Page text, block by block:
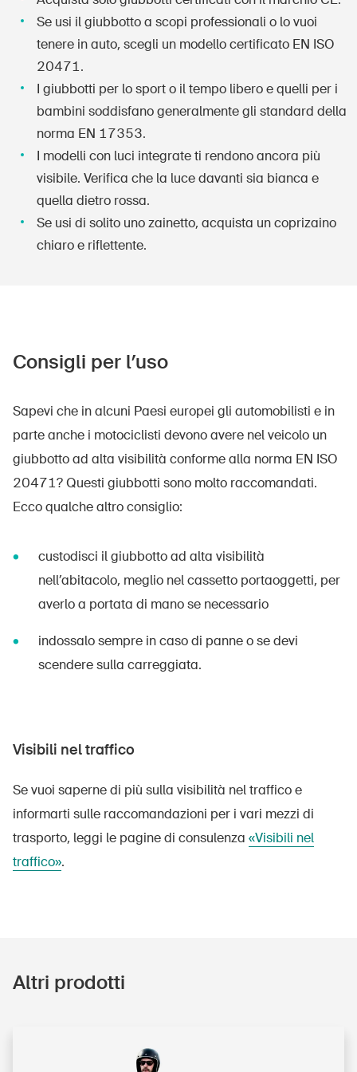
Prodotti sicuri
Approfondimenti giuridici
Delegate e delegati alla sicurezza e Comuni
Contatto e consulenza
Se usi il giubbotto a scopi professionali o lo vuoi
tenere in auto, scegli un modello certificato EN ISO
20471.
I giubbotti per lo sport o il tempo libero e quelli per i
bambini soddisfano generalmente gli standard della
norma EN 17353.
I modelli con luci integrate ti rendono ancora più
visibile. Verifica che la luce davanti sia bianca e
quella dietro rossa.
Se usi di solito uno zainetto, acquista un coprizaino
chiaro e riflettente.
Consigli per l’uso
Sapevi che in alcuni Paesi europei gli automobilisti e in
parte anche i motociclisti devono avere nel veicolo un
giubbotto ad alta visibilità conforme alla norma EN ISO
20471? Questi giubbotti sono molto raccomandati.
Ecco qualche altro consiglio:
custodisci il giubbotto ad alta visibilità
nell’abitacolo, meglio nel cassetto portaoggetti, per
averlo a portata di mano se necessario
indossalo sempre in caso di panne o se devi
scendere sulla carreggiata.
Visibili nel traffico
Se vuoi saperne di più sulla visibilità nel traffico e
informarti sulle raccomandazioni per i vari mezzi di
trasporto, leggi le pagine di consulenza «Visibili nel
traffico».
Altri prodotti